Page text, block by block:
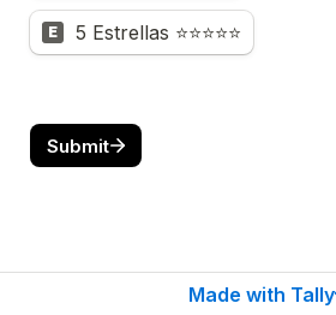
E 5 Estrellas ⭐⭐⭐⭐⭐
Submit
Made with Tally